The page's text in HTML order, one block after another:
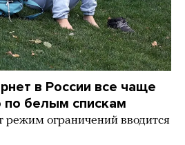
в России все чаще
по белым спискам
режим ограничений вводится